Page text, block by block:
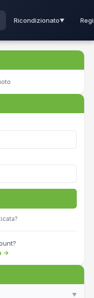
Ricondizionato▼
→
▼